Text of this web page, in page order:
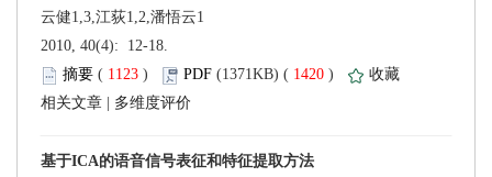
2010, 40(4): 12-18.
(
) 1420 )